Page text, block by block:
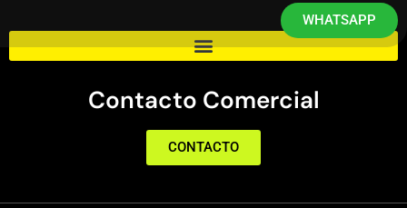
Contacto Comercial
CONTACTO
WHATSAPP